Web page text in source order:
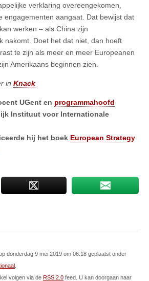
verklaring overeengekomen,
engagementen aangaat. Dat bewijst dat
werken – als China zijn
nakomt. Doet het dat niet, dan hoeft
te zijn als meer en meer Europeanen
Amerikaans beginnen zien.
in Knack
UGent en programmahoofd
Instituut voor Internationale
hij het boek European Strategy
donderdag 9 mei 2019 om 06:18 geplaatst onder
volgen via de RSS 2.0 feed. U kan doorgaan naar